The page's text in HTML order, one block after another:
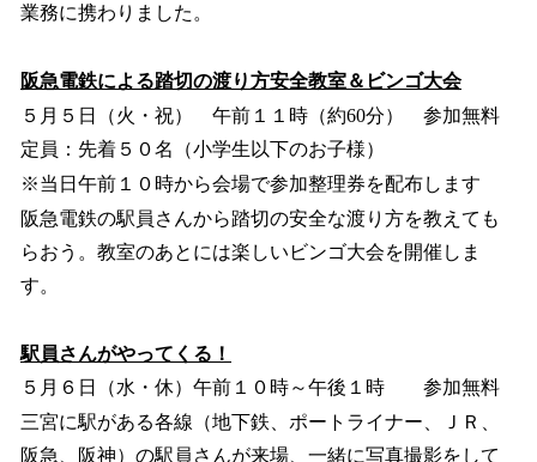
業務に携わりました。
阪急電鉄による踏切の渡り方安全教室＆ビンゴ大会
５月５日（火・祝） 午前１１時（約60分） 参加無料
定員：先着５０名（小学生以下のお子様）
※当日午前１０時から会場で参加整理券を配布します
阪急電鉄の駅員さんから踏切の安全な渡り方を教えても
らおう。教室のあとには楽しいビンゴ大会を開催しま
す。
駅員さんがやってくる！
５月６日（水・休）午前１０時～午後１時 参加無料
三宮に駅がある各線（地下鉄、ポートライナー、ＪＲ、
阪急、阪神）の駅員さんが来場、一緒に写真撮影をして